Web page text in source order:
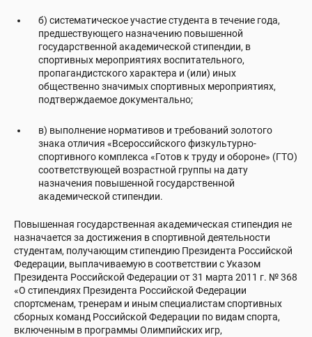
б) систематическое участие студента в течение года,
предшествующего назначению повышенной
государственной академической стипендии, в
спортивных мероприятиях воспитательного,
пропагандистского характера и (или) иных
общественно значимых спортивных мероприятиях,
подтверждаемое документально;
в) выполнение нормативов и требований золотого
знака отличия «Всероссийского физкультурно-
спортивного комплекса «Готов к труду и обороне» (ГТО)
соответствующей возрастной группы на дату
назначения повышенной государственной
академической стипендии.
Повышенная государственная академическая стипендия не
назначается за достижения в спортивной деятельности
студентам, получающим стипендию Президента Российской
Федерации, выплачиваемую в соответствии с Указом
Президента Российской Федерации от 31 марта 2011 г. № 368
«О стипендиях Президента Российской Федерации
спортсменам, тренерам и иным специалистам спортивных
сборных команд Российской Федерации по видам спорта,
включенным в программы Олимпийских игр,